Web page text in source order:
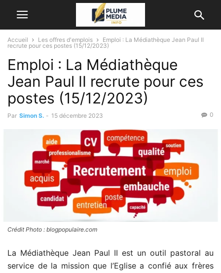
Accueil Les offres d'emplois
Emploi : La Médiathèque Jean Paul II
recrute pour ces postes (15/12/2023)
Emploi : La Médiathèque
Jean Paul II recrute pour ces
postes (15/12/2023)
Par Simon S. - 15 décembre 2023 0
Crédit Photo : blogpopulaire.com
La Médiathèque Jean Paul II est un outil pastoral au
service de la mission que l’Eglise a confié aux frères